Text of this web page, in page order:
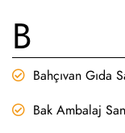
B
Bahçıvan Gıda
Bak Ambalaj